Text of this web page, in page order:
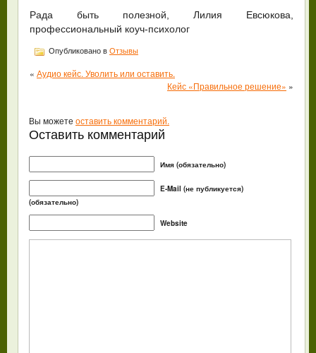
Рада быть полезной, Лилия Евсюкова,
профессиональный коуч-психолог
Опубликовано в Отзывы
« Аудио кейс. Уволить или оставить.
Кейс «Правильное решение» »
Вы можете оставить комментарий.
Оставить комментарий
Имя (обязательно)
E-Mail (не публикуется)
(обязательно)
Website